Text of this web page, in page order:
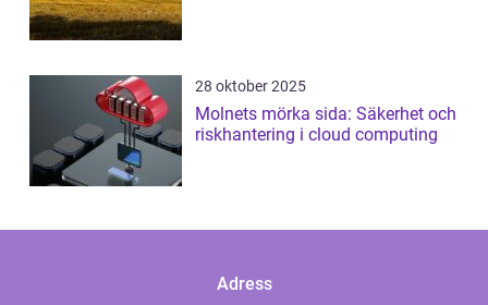
28 oktober 2025
Molnets mörka sida: Säkerhet och
riskhantering i cloud computing
Adress